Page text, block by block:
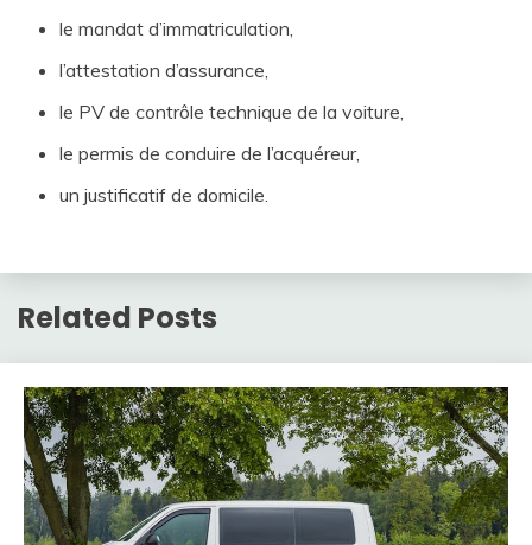
le mandat d’immatriculation,
l’attestation d’assurance,
le PV de contrôle technique de la voiture,
le permis de conduire de l’acquéreur,
un justificatif de domicile.
Related Posts